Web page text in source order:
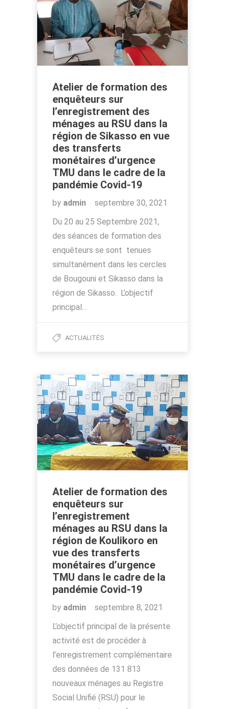
Atelier de formation des
enquêteurs sur
l’enregistrement des
ménages au RSU dans la
région de Sikasso en vue
des transferts
monétaires d’urgence
TMU dans le cadre de la
pandémie Covid-19
by admin
septembre 30, 2021
Du 20 au 25 Septembre 2021,
des séances de formation des
enquêteurs se sont tenues
simultanément dans les cercles
de Bougouni et Sikasso dans la
région de Sikasso. L’objectif
principal…
ACTUALITÉS
Atelier de formation des
enquêteurs sur
l’enregistrement
ménages au RSU dans la
région de Koulikoro en
vue des transferts
monétaires d’urgence
TMU dans le cadre de la
pandémie Covid-19
by admin
septembre 8, 2021
L’objectif principal de la présente
activité est de procéder à
l’enregistrement complémentaire
des données de 131 813
nouveaux ménages au Registre
Social Unifié (RSU) pour le